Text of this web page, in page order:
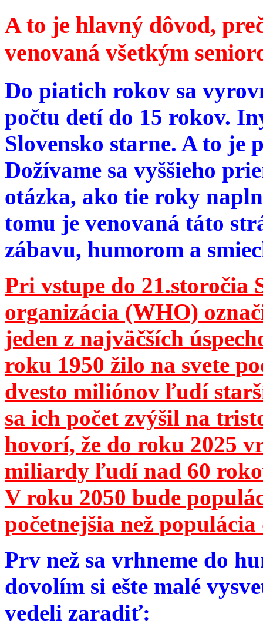
A to je hlavný dôvod,
venovaná všetkým
Do piatich rokov sa
počtu detí do 15 rokov.
Slovensko starne. A to je
Dožívame sa vyššieho
otázka, ako tie roky
tomu je venovaná táto
zábavu, humorom a
Pri vstupe do 21.storočia
organizácia (WHO)
jeden z najväčších
roku 1950 žilo na svete
dvesto miliónov ľudí
sa ich počet zvýšil na
hovorí, že do roku 2025
miliardy ľudí nad 60
V roku 2050 bude
početnejšia než
Prv než sa vrhneme do
dovolím si ešte malé
vedeli zaradiť: